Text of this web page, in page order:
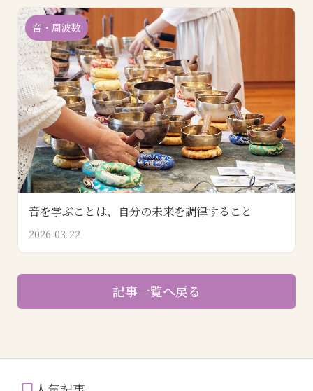
音・周波数
音を学ぶことは、自分の未来を調律すること
2026-03-22
記事一覧へ戻る